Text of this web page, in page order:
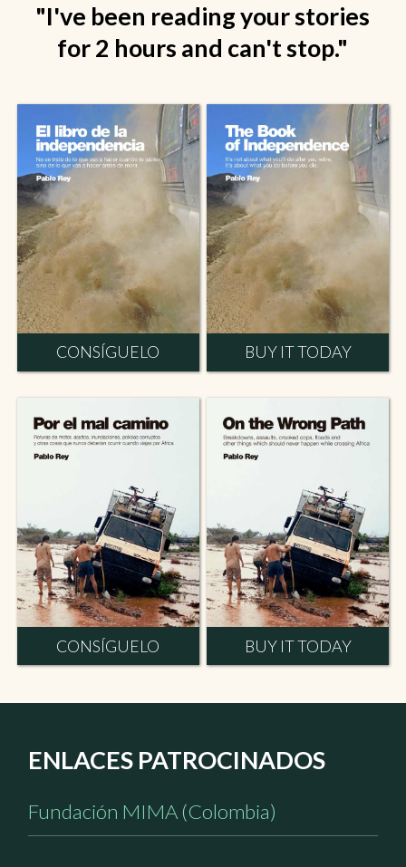
"I've been reading your stories
for 2 hours and can't stop."
CONSÍGUELO BUY IT TODAY
CONSÍGUELO BUY IT TODAY
ENLACES PATROCINADOS
Fundación MIMA (Colombia)